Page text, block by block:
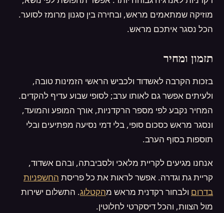
מוזיקה שמתאמים מראש, ובחירה בין סגנון מרומז לסוער.
הכל נסגר איתכם מראש.
תזמון ומחיר
בזכות הקרבה לאשדוד ולכביש הראשי הזמינות טובה,
ולעיתים אפשר גם לאותו ערב; לסופי שבוע עדיף להקדים.
המחיר נקבע לפי מספר הרקדניות, אורך המופע והמועד,
ונסגר מראש כסכום סופי, בלי דמי נסיעה מפתיעים ובלי
תוספות בסוף הערב.
אנחנו מגיעים לקריית מלאכי ולסביבתה, ובהם אשדוד,
קריית גת וגדרה. אפשר לראות את כל פריסת החשפניות
בדרום ולבחור רקדנית מראש מהקטלוג. התשלום ישירות
מול הצוות, והכל דיסקרטי לחלוטין.